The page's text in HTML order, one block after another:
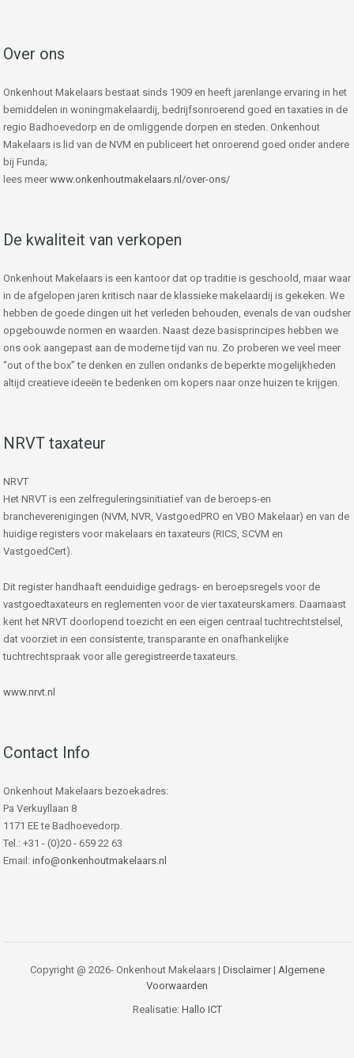
Over ons
Onkenhout Makelaars bestaat sinds 1909 en heeft jarenlange ervaring in het
bemiddelen in woningmakelaardij, bedrijfsonroerend goed en taxaties in de
regio Badhoevedorp en de omliggende dorpen en steden. Onkenhout
Makelaars is lid van de NVM en publiceert het onroerend goed onder andere
bij Funda;
lees meer www.onkenhoutmakelaars.nl/over-ons/
De kwaliteit van verkopen
Onkenhout Makelaars is een kantoor dat op traditie is geschoold, maar waar
in de afgelopen jaren kritisch naar de klassieke makelaardij is gekeken. We
hebben de goede dingen uit het verleden behouden, evenals de van oudsher
opgebouwde normen en waarden. Naast deze basisprincipes hebben we
ons ook aangepast aan de moderne tijd van nu. Zo proberen we veel meer
“out of the box” te denken en zullen ondanks de beperkte mogelijkheden
altijd creatieve ideeën te bedenken om kopers naar onze huizen te krijgen.
NRVT taxateur
NRVT
Het NRVT is een zelfreguleringsinitiatief van de beroeps-en
brancheverenigingen (NVM, NVR, VastgoedPRO en VBO Makelaar) en van de
huidige registers voor makelaars en taxateurs (RICS, SCVM en
VastgoedCert).
Dit register handhaaft eenduidige gedrags- en beroepsregels voor de
vastgoedtaxateurs en reglementen voor de vier taxateurskamers. Daarnaast
kent het NRVT doorlopend toezicht en een eigen centraal tuchtrechtstelsel,
dat voorziet in een consistente, transparante en onafhankelijke
tuchtrechtspraak voor alle geregistreerde taxateurs.
www.nrvt.nl
Contact Info
Onkenhout Makelaars bezoekadres:
Pa Verkuyllaan 8
1171 EE te Badhoevedorp.
Tel.: +31 - (0)20 - 659 22 63
Email: info@onkenhoutmakelaars.nl
Copyright @ 2026- Onkenhout Makelaars | Disclaimer| Algemene
Voorwaarden
Realisatie: Hallo ICT